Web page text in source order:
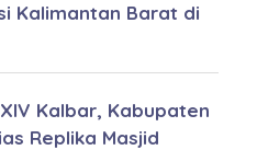
Kalimantan Barat di
Kalbar, Kabupaten
Replika Masjid